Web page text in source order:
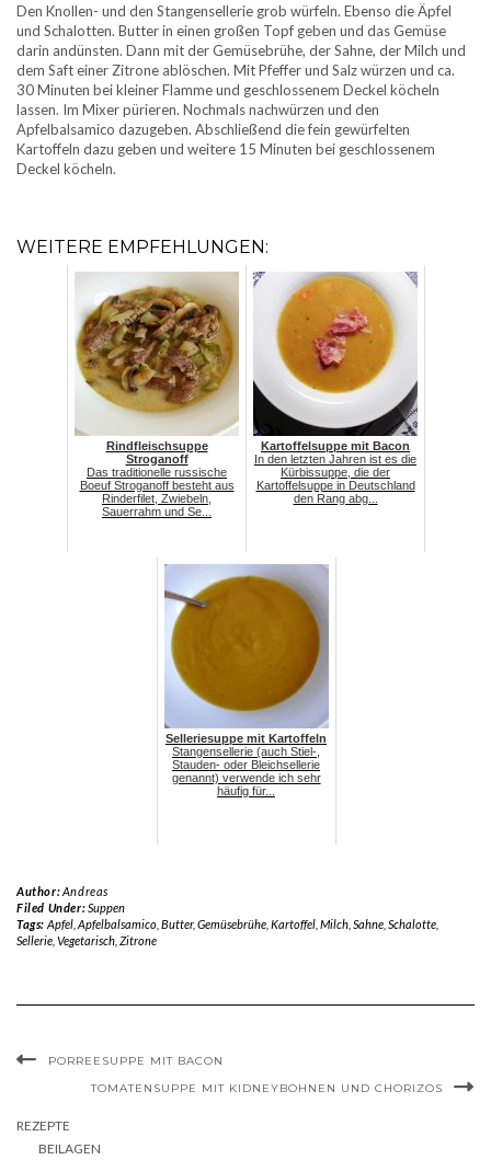
Den Knollen- und den Stangensellerie grob würfeln. Ebenso die Äpfel
und Schalotten. Butter in einen großen Topf geben und das Gemüse
darin andünsten. Dann mit der Gemüsebrühe, der Sahne, der Milch und
dem Saft einer Zitrone ablöschen. Mit Pfeffer und Salz würzen und ca.
30 Minuten bei kleiner Flamme und geschlossenem Deckel köcheln
lassen. Im Mixer pürieren. Nochmals nachwürzen und den
Apfelbalsamico dazugeben. Abschließend die fein gewürfelten
Kartoffeln dazu geben und weitere 15 Minuten bei geschlossenem
Deckel köcheln.
WEITERE EMPFEHLUNGEN:
Rindfleischsuppe
Stroganoff
Das traditionelle russische
Boeuf Stroganoff besteht aus
Rinderfilet, Zwiebeln,
Sauerrahm und Se...
Kartoffelsuppe mit Bacon
In den letzten Jahren ist es die
Kürbissuppe, die der
Kartoffelsuppe in Deutschland
den Rang abg...
Selleriesuppe mit Kartoffeln
Stangensellerie (auch Stiel-,
Stauden- oder Bleichsellerie
genannt) verwende ich sehr
häufig für...
Author:Andreas
Filed Under:Suppen
Tags: Apfel, Apfelbalsamico, Butter, Gemüsebrühe, Kartoffel, Milch, Sahne, Schalotte,
Sellerie Vegetarisch Zitrone
PORREESUPPE MIT BACON
TOMATENSUPPE MIT KIDNEYBOHNEN UND CHORIZOS
REZEPTE
BEILAGEN